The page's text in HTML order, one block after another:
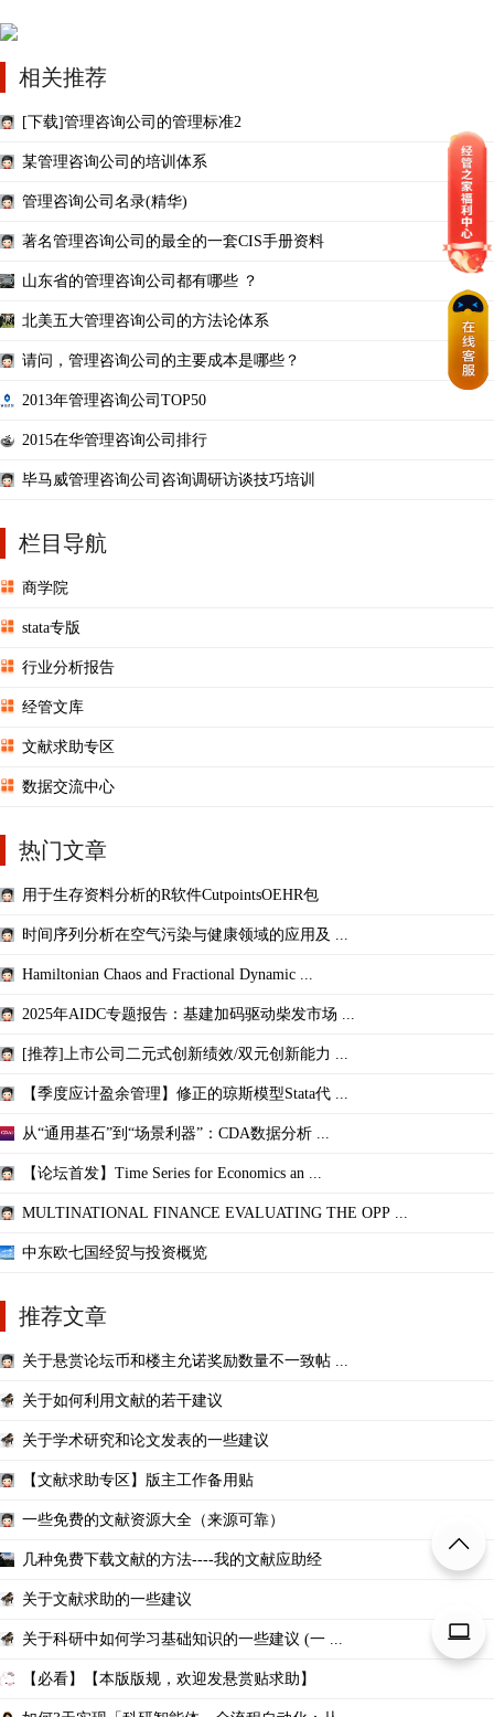
相关推荐
[下载]管理咨询公司的管理标准2
某管理咨询公司的培训体系
管理咨询公司名录(精华)
著名管理咨询公司的最全的一套CIS手册资料
山东省的管理咨询公司都有哪些 ？
北美五大管理咨询公司的方法论体系
请问，管理咨询公司的主要成本是哪些？
2013年管理咨询公司TOP50
2015在华管理咨询公司排行
毕马威管理咨询公司咨询调研访谈技巧培训
栏目导航
商学院
stata专版
行业分析报告
经管文库
文献求助专区
数据交流中心
热门文章
用于生存资料分析的R软件CutpointsOEHR包
时间序列分析在空气污染与健康领域的应用及 ...
Hamiltonian Chaos and Fractional Dynamic ...
2025年AIDC专题报告：基建加码驱动柴发市场 ...
[推荐]上市公司二元式创新绩效/双元创新能力 ...
【季度应计盈余管理】修正的琼斯模型Stata代 ...
从“通用基石”到“场景利器”：CDA数据分析 ...
【论坛首发】Time Series for Economics an ...
MULTINATIONAL FINANCE EVALUATING THE OPP ...
中东欧七国经贸与投资概览
推荐文章
关于悬赏论坛币和楼主允诺奖励数量不一致帖 ...
关于如何利用文献的若干建议
关于学术研究和论文发表的一些建议
【文献求助专区】版主工作备用贴
一些免费的文献资源大全（来源可靠）
几种免费下载文献的方法----我的文献应助经
关于文献求助的一些建议
关于科研中如何学习基础知识的一些建议 (一 ...
【必看】【本版版规，欢迎发悬赏贴求助】